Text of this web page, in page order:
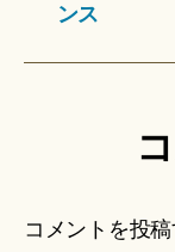
ンス
コメントを投